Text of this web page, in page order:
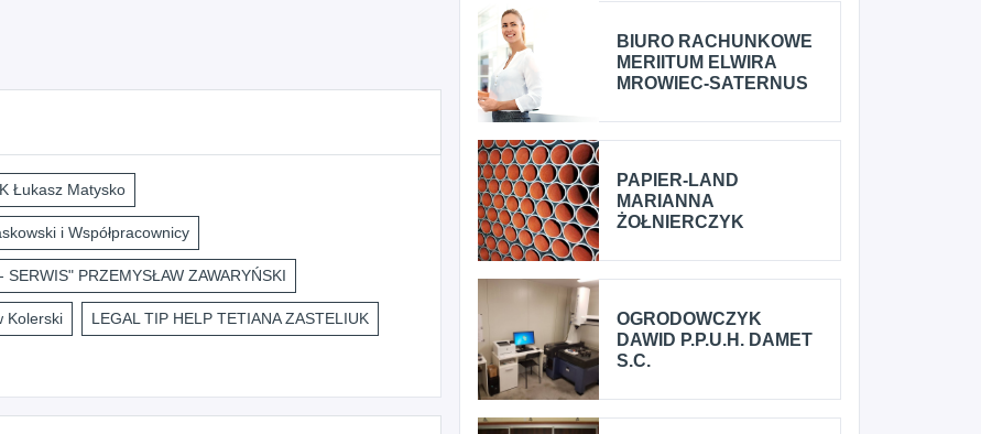
Łukasz Matysko
i Współpracownicy
SERWIS" PRZEMYSŁAW ZAWARYŃSKI
Kolerski LEGAL TIP HELP TETIANA ZASTELIUK
BIURO RACHUNKOWE
MERIITUM ELWIRA
MROWIEC-SATERNUS
PAPIER-LAND
MARIANNA
ŻOŁNIERCZYK
OGRODOWCZYK
DAWID P.P.U.H. DAMET
S.C.